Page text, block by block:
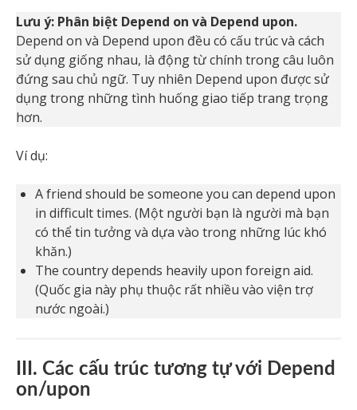
Lưu ý: Phân biệt Depend on và Depend upon.
Depend on và Depend upon đều có cấu trúc và cách
sử dụng giống nhau, là động từ chính trong câu luôn
đứng sau chủ ngữ. Tuy nhiên Depend upon được sử
dụng trong những tình huống giao tiếp trang trọng
hơn.
Ví dụ:
A friend should be someone you can depend upon
in difficult times. (Một người bạn là người mà bạn
có thể tin tưởng và dựa vào trong những lúc khó
khăn.)
The country depends heavily upon foreign aid.
(Quốc gia này phụ thuộc rất nhiều vào viện trợ
nước ngoài.)
III. Các cấu trúc tương tự với Depend
on/upon